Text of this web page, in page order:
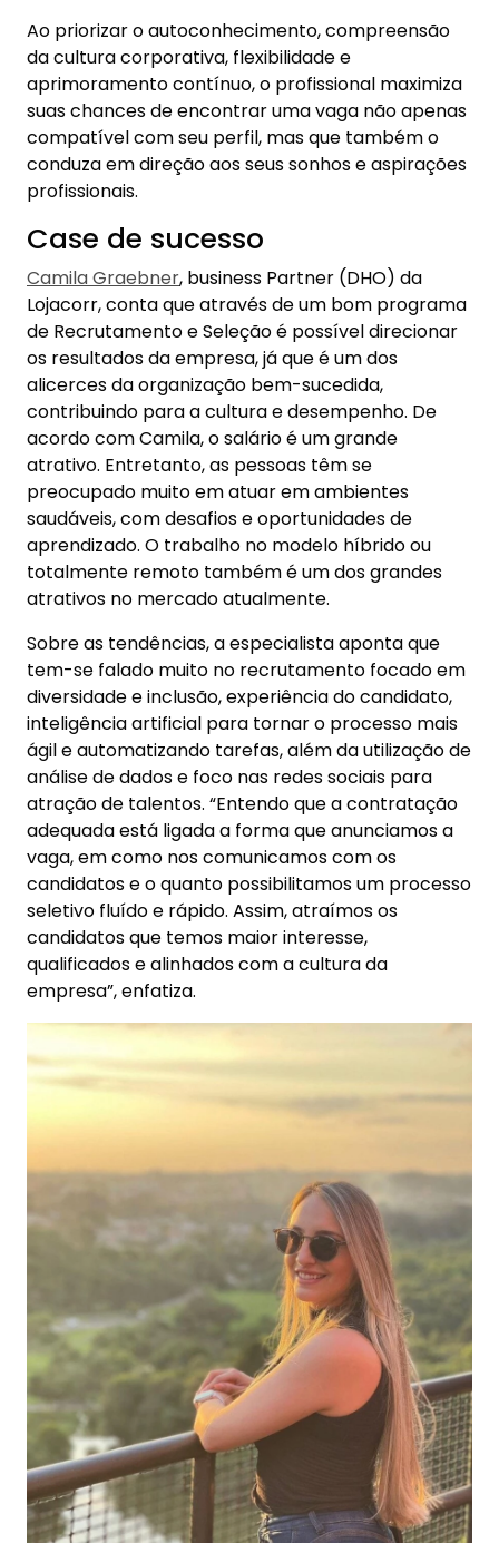
Ao priorizar o autoconhecimento, compreensão
da cultura corporativa, flexibilidade e
aprimoramento contínuo, o profissional maximiza
suas chances de encontrar uma vaga não apenas
compatível com seu perfil, mas que também o
conduza em direção aos seus sonhos e aspirações
profissionais.
Case de sucesso
Camila Graebner, business Partner (DHO) da
Lojacorr, conta que através de um bom programa
de Recrutamento e Seleção é possível direcionar
os resultados da empresa, já que é um dos
alicerces da organização bem-sucedida,
contribuindo para a cultura e desempenho. De
acordo com Camila, o salário é um grande
atrativo. Entretanto, as pessoas têm se
preocupado muito em atuar em ambientes
saudáveis, com desafios e oportunidades de
aprendizado. O trabalho no modelo híbrido ou
totalmente remoto também é um dos grandes
atrativos no mercado atualmente.
Sobre as tendências, a especialista aponta que
tem-se falado muito no recrutamento focado em
diversidade e inclusão, experiência do candidato,
inteligência artificial para tornar o processo mais
ágil e automatizando tarefas, além da utilização de
análise de dados e foco nas redes sociais para
atração de talentos. “Entendo que a contratação
adequada está ligada a forma que anunciamos a
vaga, em como nos comunicamos com os
candidatos e o quanto possibilitamos um processo
seletivo fluído e rápido. Assim, atraímos os
candidatos que temos maior interesse,
qualificados e alinhados com a cultura da
empresa”, enfatiza.